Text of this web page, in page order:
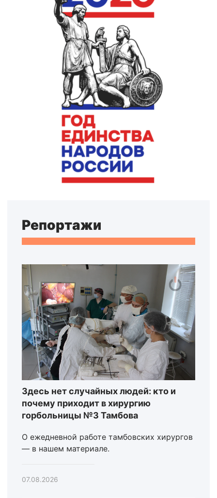
Репортажи
Здесь нет случайных людей: кто и
почему приходит в хирургию
горбольницы №3 Тамбова
О ежедневной работе тамбовских хирургов
— в нашем материале.
07.08.2026